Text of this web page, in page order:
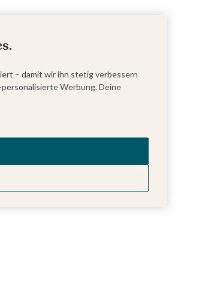
– damit wir ihn stetig verbessern
Werbung. Deine